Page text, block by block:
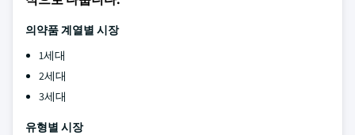
의약품 계열별 시장
1세대
2세대
3세대
유형별 시장